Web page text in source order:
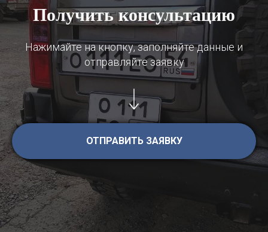
Получить консультацию
Нажимайте на кнопку, заполняйте данные и
отправляйте заявку
ОТПРАВИТЬ ЗАЯВКУ